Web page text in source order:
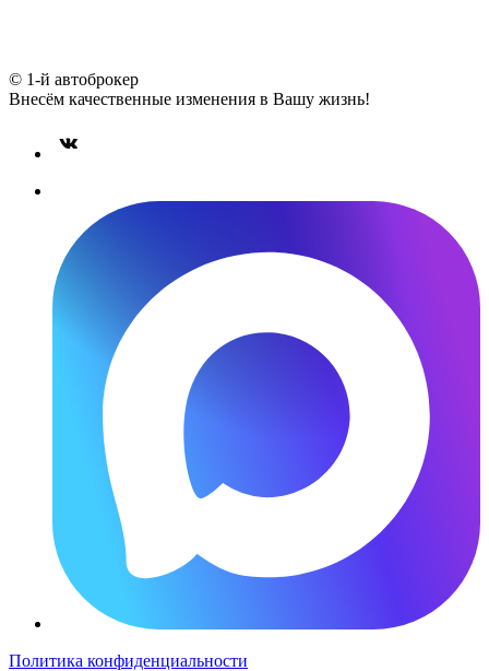
© 1-й автоброкер
Внесём качественные изменения в Вашу жизнь!
Политика конфиденциальности